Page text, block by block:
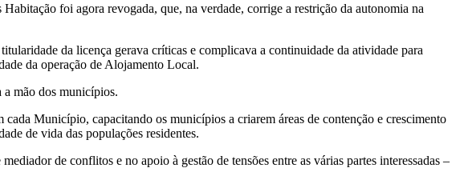
foi agora revogada, que, na verdade, corrige a restrição da autonomia na
da licença gerava críticas e complicava a continuidade da atividade para
da operação de Alojamento Local.
a mão dos municípios.
Município, capacitando os municípios a criarem áreas de contenção e crescimento
de vida das populações residentes.
de conflitos e no apoio à gestão de tensões entre as várias partes interessadas –